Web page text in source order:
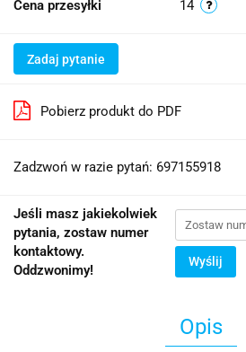
Cena przesyłki 14
Zadaj pytanie
Pobierz produkt do PDF
Zadzwoń w razie pytań: 697155918
Jeśli masz jakiekolwiek
pytania, zostaw numer
kontaktowy.
Oddzwonimy!
Wyślij
Opis